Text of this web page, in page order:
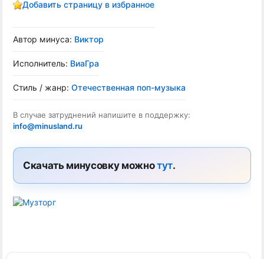
Добавить страницу в избранное
Автор минуса: Виктор
Исполнитель: ВиаГра
Стиль / жанр: Отечественная поп-музыка
В случае затруднений напишите в поддержку:
info@minusland.ru
Скачать минусовку можнотут.